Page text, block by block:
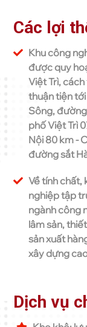
Các lợi
Khu công
được quy
Việt Trì,
thuận tiện
Sông,
phố Việt Trì
Nội 80 km -
đường sắt
Về tính chất,
nghiệp tập
ngành công
lâm sản,
sản xuất
xây dựng
Dịch vụ